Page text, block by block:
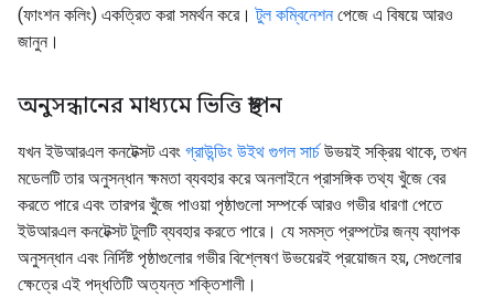
(ফাংশন কলিং) একত্রিত করা সমর্থন করে।টুল কম্বিনেশনপেজে এ বিষয়ে আরও
জানুন।
অনুসন্ধানের মাধ্যমে ভিত্তি স্থাপন
যখন ইউআরএল কনটেক্সট এবং গ্রাউন্ডিং উইথ গুগল সার্চউভয়ই সক্রিয় থাকে, তখন
মডেলটি তার অনুসন্ধান ক্ষমতা ব্যবহার করে অনলাইনে প্রাসঙ্গিক তথ্য খুঁজে বের
করতে পারে এবং তারপর খুঁজে পাওয়া পৃষ্ঠাগুলো সম্পর্কে আরও গভীর ধারণা পেতে
ইউআরএল কনটেক্সট টুলটি ব্যবহার করতে পারে। যে সমস্ত প্রম্পটের জন্য ব্যাপক
অনুসন্ধান এবং নির্দিষ্ট পৃষ্ঠাগুলোর গভীর বিশ্লেষণ উভয়েরই প্রয়োজন হয়, সেগুলোর
ক্ষেত্রে এই পদ্ধতিটি অত্যন্ত শক্তিশালী।